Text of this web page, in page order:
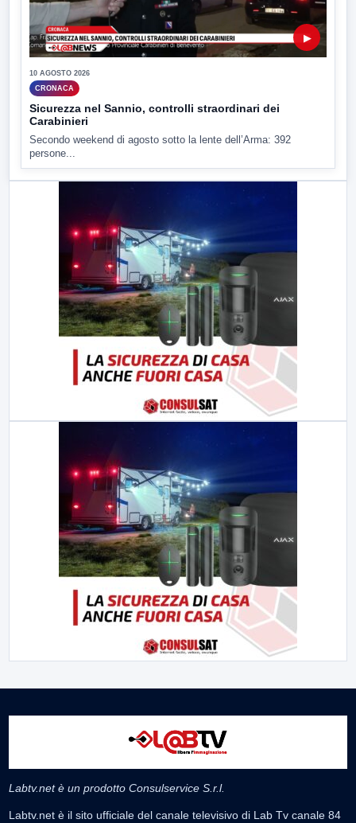
▶
10 AGOSTO 2026
CRONACA
Sicurezza nel Sannio, controlli straordinari dei
Carabinieri
Secondo weekend di agosto sotto la lente dell’Arma: 392
persone...
Labtv.net è un prodotto Consulservice S.r.l.
Labtv.net è il sito ufficiale del canale televisivo di Lab Tv canale 84